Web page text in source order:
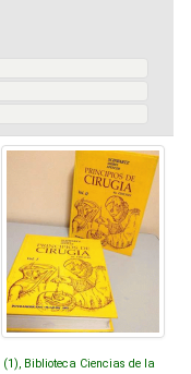
] (1), Biblioteca Ciencias de la